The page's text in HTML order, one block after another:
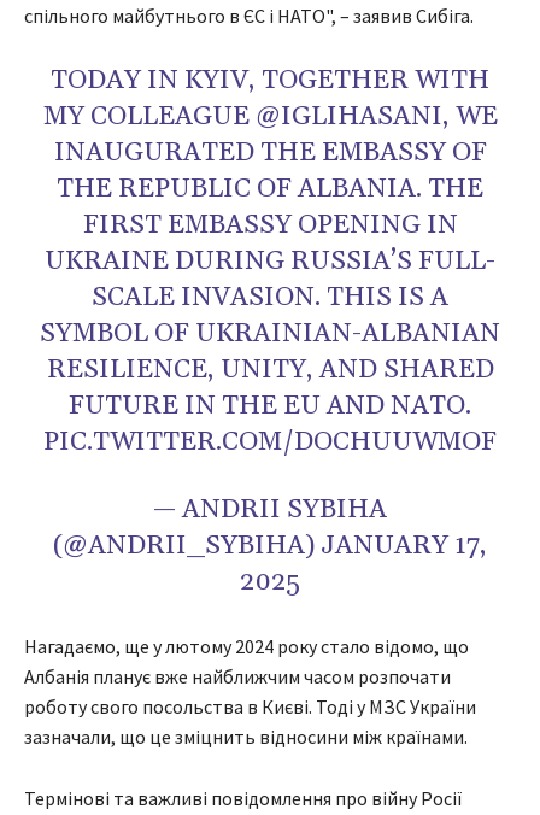
спільного майбутнього в ЄС і НАТО", – заявив Сибіга.
TODAY IN KYIV, TOGETHER WITH
MY COLLEAGUE @IGLIHASANI, WE
INAUGURATED THE EMBASSY OF
THE REPUBLIC OF ALBANIA. THE
FIRST EMBASSY OPENING IN
UKRAINE DURING RUSSIA’S FULL-
SCALE INVASION. THIS IS A
SYMBOL OF UKRAINIAN-ALBANIAN
RESILIENCE, UNITY, AND SHARED
FUTURE IN THE EU AND NATO.
PIC.TWITTER.COM/DOCHUUWMOF
— ANDRII SYBIHA
(@ANDRII_SYBIHA) JANUARY 17,
2025
Нагадаємо, ще у лютому 2024 року стало відомо, що
Албанія планує вже найближчим часом розпочати
роботу свого посольства в Києві. Тоді у МЗС України
зазначали, що це зміцнить відносини між країнами.
Термінові та важливі повідомлення про війну Росії